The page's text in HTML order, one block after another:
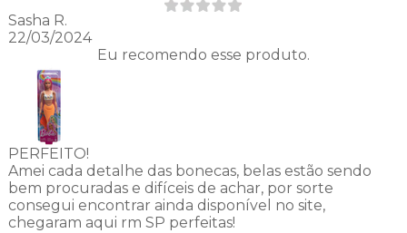
Sasha R.
22/03/2024
Eu recomendo esse produto.
PERFEITO!
Amei cada detalhe das bonecas, belas estão sendo
bem procuradas e difíceis de achar, por sorte
consegui encontrar ainda disponível no site,
chegaram aqui rm SP perfeitas!